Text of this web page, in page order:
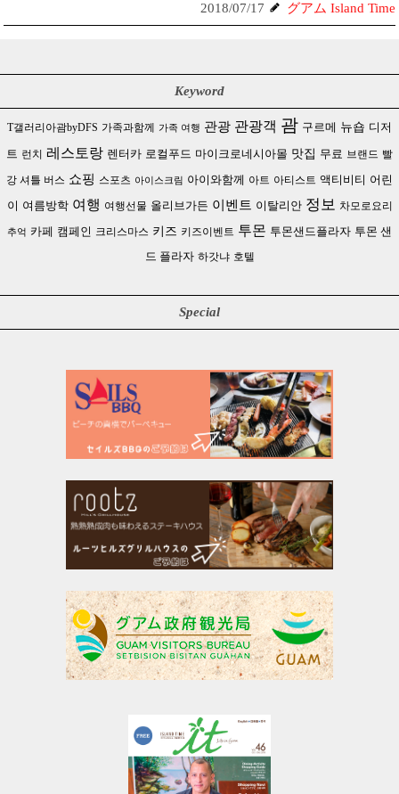
2018/07/17
グアム Island Time
Keyword
T갤러리아괌byDFS 가족과함께 가족 여행 관광 관광객 괌 구르메 뉴숍 디저
트 런치 레스토랑 렌터카 로컬푸드 마이크로네시아몰 맛집 무료 브랜드 빨
강 셔틀 버스 쇼핑 스포츠 아이스크림 아이와함께 아트 아티스트 액티비티 어린
이 여름방학 여행 여행선물 올리브가든 이벤트 이탈리안 정보 차모로요리
추억 카페 캠페인 크리스마스 키즈 키즈이벤트 투몬 투몬샌드플라자 투몬 샌
드 플라자 하갓냐 호텔
Special